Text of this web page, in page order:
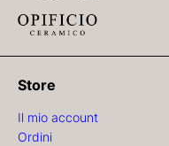
Store
Il mio account
Ordini